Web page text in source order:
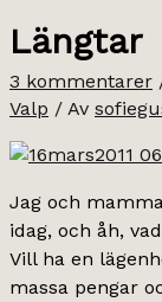
Längtar
3 kommentarer
Valp / Av
Jag och
idag, och åh,
Vill ha en
massa pengar